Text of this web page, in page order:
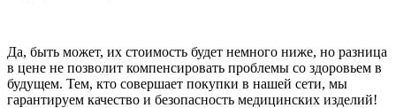
Да, быть может, их стоимость будет немного ниже, но разница
в цене не позволит компенсировать проблемы со здоровьем в
будущем. Тем, кто совершает покупки в нашей сети, мы
гарантируем качество и безопасность медицинских изделий!